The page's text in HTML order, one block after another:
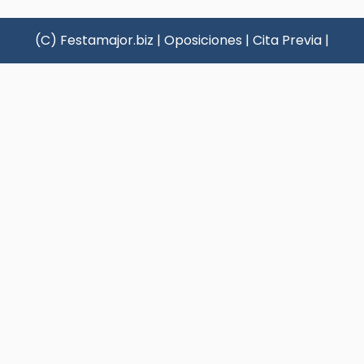
(C) Festamajor.biz | Oposiciones | Cita Previa |